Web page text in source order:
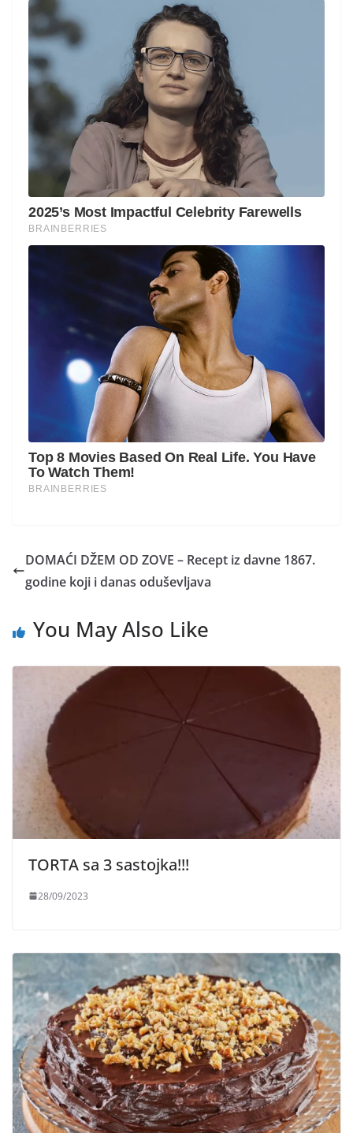
DOMAĆI DŽEM OD ZOVE – Recept iz davne 1867.
godine koji i danas oduševljava
You May Also Like
TORTA sa 3 sastojka!!!
28/09/2023